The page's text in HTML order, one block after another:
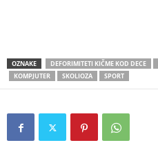
OZNAKE DEFORIMITETI KIČME KOD DECE
KOMPJUTER
SKOLIOZA SPORT